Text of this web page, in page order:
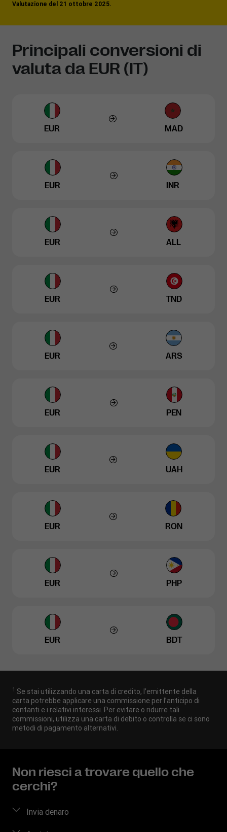
Valutazione del 21 ottobre 2025.
Principali conversioni di
valuta da EUR (IT)
EUR MAD
EUR INR
EUR ALL
EUR TND
EUR ARS
EUR PEN
EUR UAH
EUR RON
EUR PHP
EUR BDT
1 Se stai utilizzando una carta di credito, l’emittente della
carta potrebbe applicare una commissione per l’anticipo di
contanti e i relativi interessi. Per evitare o ridurre tali
commissioni, utilizza una carta di debito o controlla se ci sono
metodi di pagamento alternativi.
Non riesci a trovare quello che
cerchi?
Invia denaro